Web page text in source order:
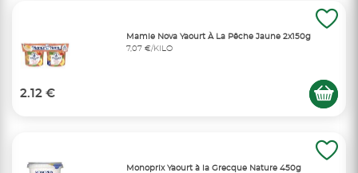
Mamie Nova Yaourt À La Pêche Jaune 2x150g
7,07 €/KILO
2.12 €
Monoprix Yaourt à la Grecque Nature 450g